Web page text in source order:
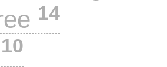
14
10